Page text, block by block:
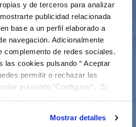
y de terceros para analizar
publicidad relacionada
base a un perfil elaborado a
navegación. Adicionalmente
complemento de redes sociales.
las cookies pulsando “ Aceptar
permitir o rechazar las
pulsando “Configurar”. Si
que el sitio web funcione y que
Mostrar detalles